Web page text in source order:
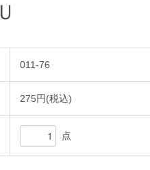
011-76
275円(税込)
点